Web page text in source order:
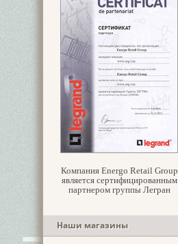
Компания Energo Retail Group
является сертифицированным
партнером группы Легран
Наши магазины